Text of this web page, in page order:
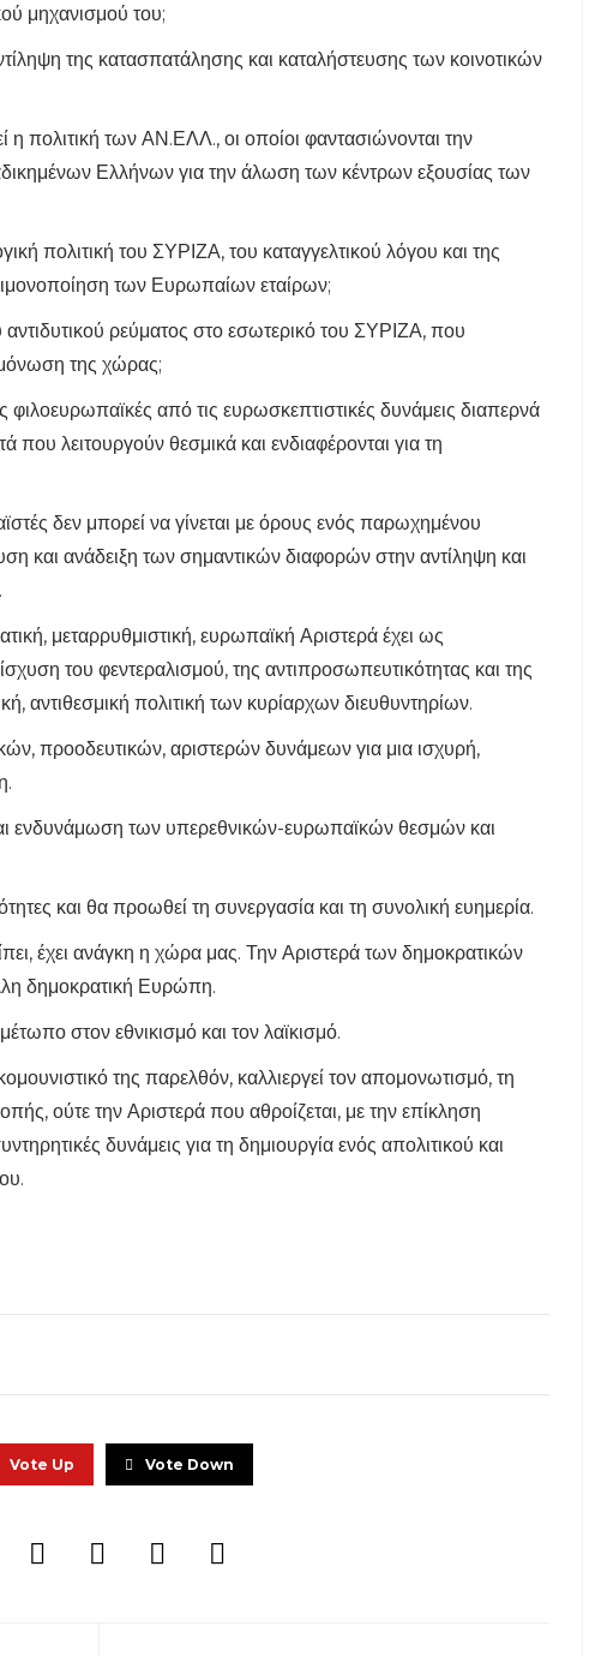
μηχανισμού του;
της κατασπατάλησης και καταλήστευσης των κοινοτικών
πολιτική των ΑΝ.ΕΛΛ., οι οποίοι φαντασιώνονται την
Ελλήνων για την άλωση των κέντρων εξουσίας των
πολιτική του ΣΥΡΙΖΑ, του καταγγελτικού λόγου και της
των Ευρωπαίων εταίρων;
ρεύματος στο εσωτερικό του ΣΥΡΙΖΑ, που
της χώρας;
φιλοευρωπαϊκές από τις ευρωσκεπτιστικές δυνάμεις διαπερνά
που λειτουργούν θεσμικά και ενδιαφέρονται για τη
δεν μπορεί να γίνεται με όρους ενός παρωχημένου
και ανάδειξη των σημαντικών διαφορών στην αντίληψη και
μεταρρυθμιστική, ευρωπαϊκή Αριστερά έχει ως
του φεντεραλισμού, της αντιπροσωπευτικότητας και της
αντιθεσμική πολιτική των κυρίαρχων διευθυντηρίων.
προοδευτικών, αριστερών δυνάμεων για μια ισχυρή,
ενδυνάμωση των υπερεθνικών-ευρωπαϊκών θεσμών και
και θα προωθεί τη συνεργασία και τη συνολική ευημερία.
έχει ανάγκη η χώρα μας. Την Αριστερά των δημοκρατικών
δημοκρατική Ευρώπη.
στον εθνικισμό και τον λαϊκισμό.
της παρελθόν, καλλιεργεί τον απομονωτισμό, τη
ούτε την Αριστερά που αθροίζεται, με την επίκληση
δυνάμεις για τη δημιουργία ενός απολιτικού και
Vote Up Vote Down